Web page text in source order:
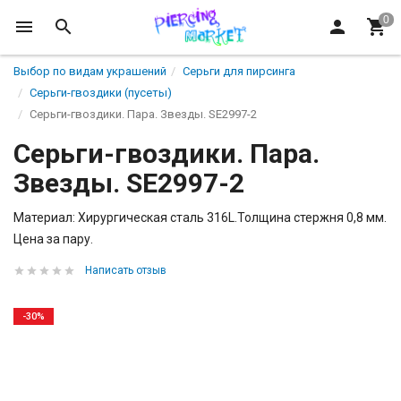
Выбор по видам украшений
Серьги для пирсинга
Серьги-гвоздики (пусеты)
Серьги-гвоздики. Пара. Звезды. SE2997-2
Серьги-гвоздики. Пара.
Звезды. SE2997-2
Материал: Хирургическая сталь 316L.Толщина стержня 0,8 мм.
Цена за пару.
Написать отзыв
-30%